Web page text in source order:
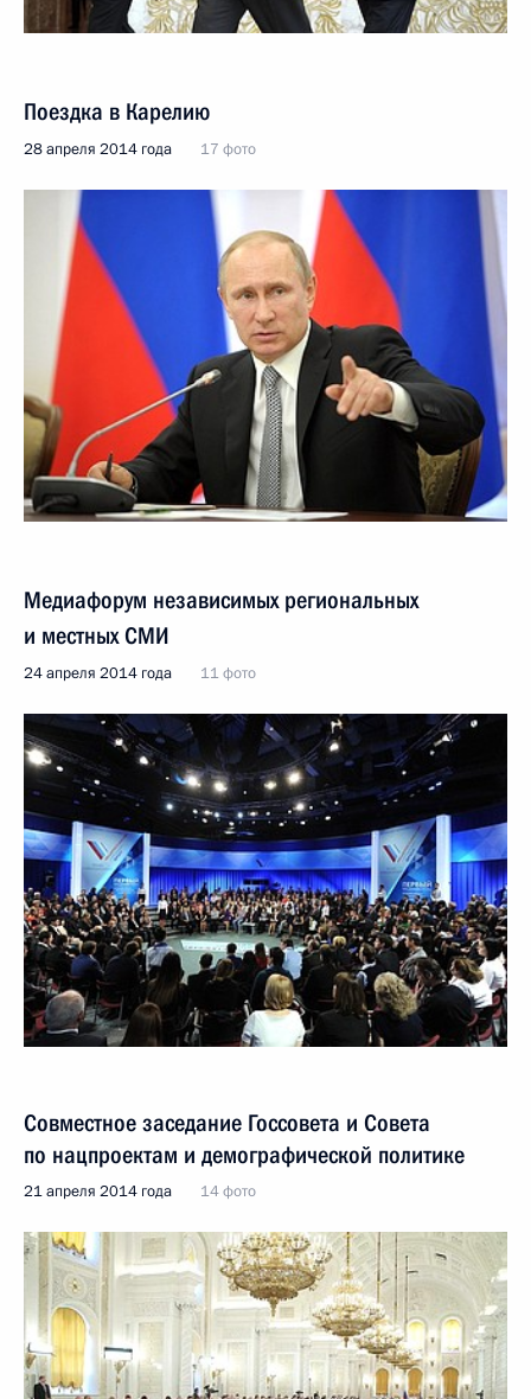
Поездка в Карелию
28 апреля 2014 года 17 фото
Медиафорум независимых региональных
и местных СМИ
24 апреля 2014 года 11 фото
Совместное заседание Госсовета и Совета
по нацпроектам и демографической политике
21 апреля 2014 года 14 фото